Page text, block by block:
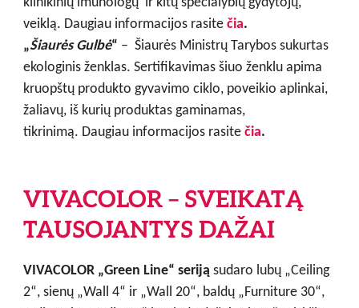
veiklą. Daugiau informacijos rasitečia.
„Šiaurės Gulbė“ – Šiaurės Ministrų Tarybos sukurtas
ekologinis ženklas. Sertifikavimas šiuo ženklu apima
kruopštų produkto gyvavimo ciklo, poveikio aplinkai,
žaliavų, iš kurių produktas gaminamas,
tikrinimą. Daugiau informacijos rasitečia.
VIVACOLOR – SVEIKATĄ
TAUSOJANTYS DAŽAI
VIVACOLOR „Green Line“ seriją sudaro lubų „Ceiling
2“, sienų „Wall 4“ ir „Wall 20“, baldų „Furniture 30“,